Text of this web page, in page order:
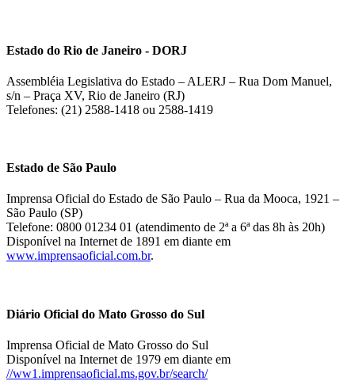
Estado do Rio de Janeiro - DORJ
Assembléia Legislativa do Estado – ALERJ – Rua Dom Manuel,
s/n – Praça XV, Rio de Janeiro (RJ)
Telefones: (21) 2588-1418 ou 2588-1419
Estado de São Paulo
Imprensa Oficial do Estado de São Paulo – Rua da Mooca, 1921 –
São Paulo (SP)
Telefone: 0800 01234 01 (atendimento de 2ª a 6ª das 8h às 20h)
Disponível na Internet de 1891 em diante em
www.imprensaoficial.com.br.
Diário Oficial do Mato Grosso do Sul
Imprensa Oficial de Mato Grosso do Sul
Disponível na Internet de 1979 em diante em
//ww1.imprensaoficial.ms.gov.br/search/